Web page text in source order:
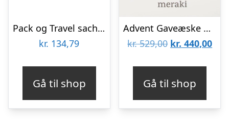
Pack og Travel sachetter Beauté Pacifique renseskum,øjencreme,dagcreme,body
kr. 134,79
Gå til shop
Advent Gaveæske Meraki Advent-serie Hvid/Sort 31x43x8 cm
kr.529,00 Den
kr. 529,00.
kr. 440,00Den
kr.
Gå til shop